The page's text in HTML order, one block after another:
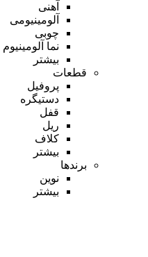
آهنی
آلومینیومی
چوبی
نما آلومینیوم
بیشتر
قطعات
پروفیل
دستیگره
قفل
ریل
کلاف
بیشتر
برندها
نوین
بیشتر